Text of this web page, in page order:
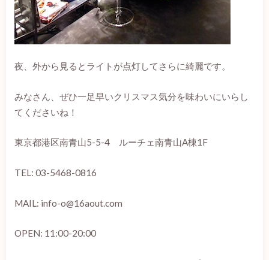
夜、外から見るとライトが点灯してさらに綺麗です。
みなさん、ぜひ一足早いクリスマス気分を味わいにいらし
てくださいね！
東京都港区南青山5-5-4 ルーチェ南青山A棟1F
TEL: 03-5468-0816
MAIL: info-o@16aout.com
OPEN: 11:00-20:00